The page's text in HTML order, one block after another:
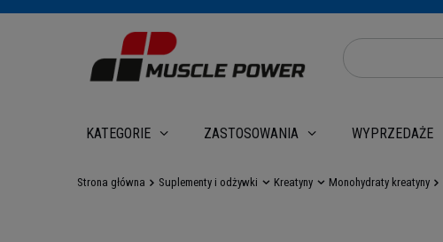
KATEGORIE ZASTOSOWANIA WYPRZEDAŻE
Strona główna Suplementy i odżywki Kreatyny Monohydraty kreatyny